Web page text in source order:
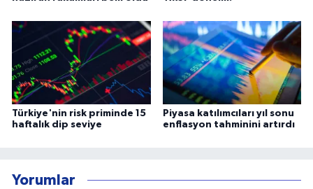
Türkiye'nin risk priminde 15
haftalık dip seviye
Piyasa katılımcıları yıl sonu
enflasyon tahminini artırdı
Yorumlar